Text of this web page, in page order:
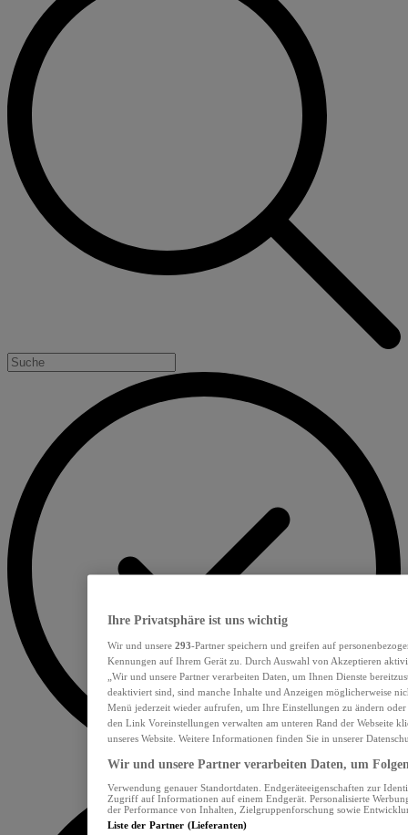
Ihre Privatsphäre ist uns wichtig
Wir und unsere 293-Partner speichern und greifen auf
Kennungen auf Ihrem Gerät zu. Durch Auswahl von Akzeptieren
„Wir und unsere Partner verarbeiten Daten, um Ihnen Dienste
deaktiviert sind, sind manche Inhalte und Anzeigen möglicherweise
Menü jederzeit wieder aufrufen, um Ihre Einstellungen zu ändern
den Link Voreinstellungen verwalten am unteren Rand der Webseite
unseres Website. Weitere Informationen finden Sie in unserer
Wir und unsere Partner verarbeiten Daten, um
Verwendung genauer Standortdaten. Endgeräteeigenschaften zur
Zugriff auf Informationen auf einem Endgerät. Personalisierte
der Performance von Inhalten, Zielgruppenforschung sowie
Liste der Partner (Lieferanten)